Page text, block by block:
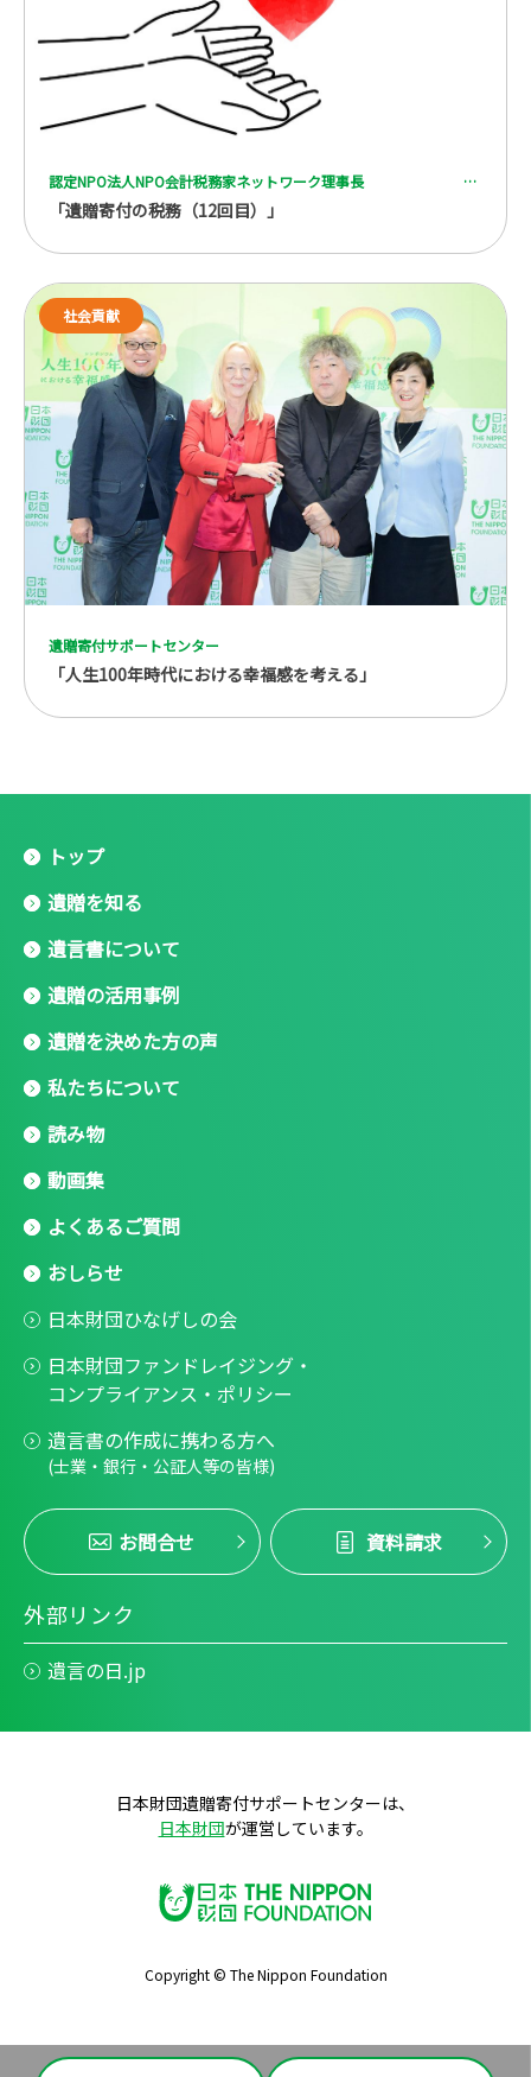
認定NPO法人NPO会計税務家ネットワーク理事長 一般社団法人 全国レガシーギフト協会理事 税理士 脇坂 誠也
「遺贈寄付の税務（12回目）」
遺贈寄付サポートセンター
「人生100年時代における幸福感を考える」
社会貢献
トップ
遺贈を知る
遺言書について
遺贈の活用事例
遺贈を決めた方の声
私たちについて
読み物
動画集
よくあるご質問
おしらせ
日本財団ひなげしの会
日本財団ファンドレイジング・
コンプライアンス・ポリシー
遺言書の作成に携わる方へ
(士業・銀行・公証人等の皆様)
お問合せ 資料請求
外部リンク
遺言の日.jp
日本財団遺贈寄付サポートセンターは、
日本財団が運営しています。
Copyright © The Nippon Foundation